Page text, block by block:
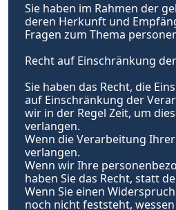
Sie haben im Rahmen der
deren Herkunft und
Fragen zum Thema
Recht auf Einschränkung
Sie haben das Recht, die
auf Einschränkung der
wir in der Regel Zeit, um
verlangen.
Wenn die Verarbeitung
verlangen.
Wenn wir Ihre
haben Sie das Recht, statt
Wenn Sie einen
noch nicht feststeht,